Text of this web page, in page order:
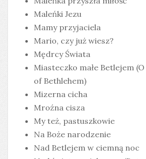
Maleńki Jezu
Mamy przyjaciela
Mario, czy już wiesz?
Mędrcy Świata
Miasteczko małe Betlejem
of Bethlehem)
Mizerna cicha
Mroźna cisza
My też, pastuszkowie
Na Boże narodzenie
Nad Betlejem w ciemną noc